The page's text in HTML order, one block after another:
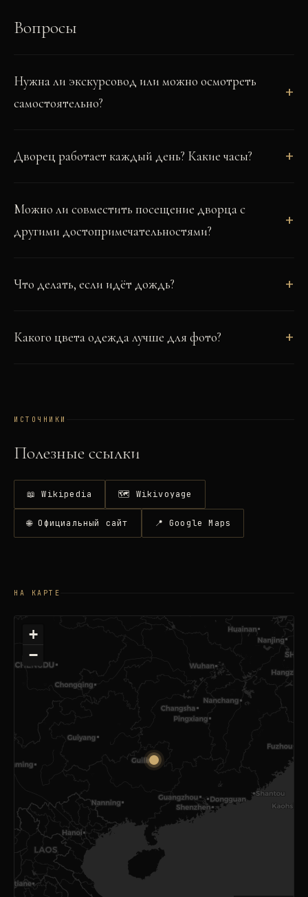
Вопросы
Нужна ли экскурсовод или можно осмотреть
самостоятельно?
Дворец работает каждый день? Какие часы?
Можно ли совместить посещение дворца с
другими достопримечательностями?
Что делать, если идёт дождь?
Какого цвета одежда лучше для фото?
ИСТОЧНИКИ
Полезные ссылки
📖 Wikipedia 🗺 Wikivoyage
🌐 Официальный сайт 📍 Google Maps
НА КАРТЕ
+
−